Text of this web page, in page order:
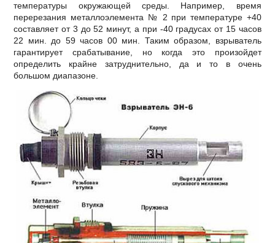
температуры окружающей среды. Например, время
перерезания металлоэлемента № 2 при температуре +40
составляет от 3 до 52 минут, а при -40 градусах от 15 часов
22 мин. до 59 часов 00 мин. Таким образом, взрыватель
гарантирует срабатывание, но когда это произойдет
определить крайне затруднительно, да и то в очень
большом диапазоне.